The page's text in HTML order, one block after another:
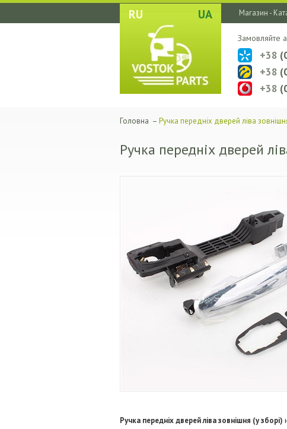
RU UA Магазин -
Замовляйте
+38
+38
+38
Головна – Ручка передніх дверей ліва
Ручка передніх дверей
Ручка передніх дверей ліва зовнішня (у зборі)